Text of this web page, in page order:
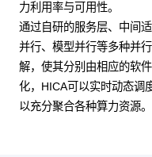
力利用率与可用性。
通过自研的服务层、中间
并行、模型并行等多种并
解，使其分别由相应的软
化，HICA可以实时动态调
以充分聚合各种算力资源。